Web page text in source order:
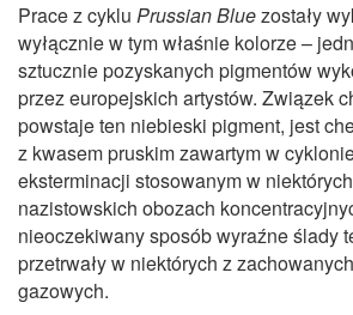
Prace z cyklu Prussian Bluezostały
wyłącznie w tym właśnie kolorze –
sztucznie pozyskanych pigmentów
przez europejskich artystów. Związek
powstaje ten niebieski pigment, jest
z kwasem pruskim zawartym w
eksterminacji stosowanym w
nazistowskich obozach
nieoczekiwany sposób wyraźne ślady
przetrwały w niektórych z
gazowych.